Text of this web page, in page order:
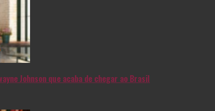
Johnson que acaba de chegar ao Brasil